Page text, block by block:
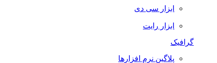
ابزار سی دی
ابزار رایت
گرافیک
پلاگین نرم افزارها